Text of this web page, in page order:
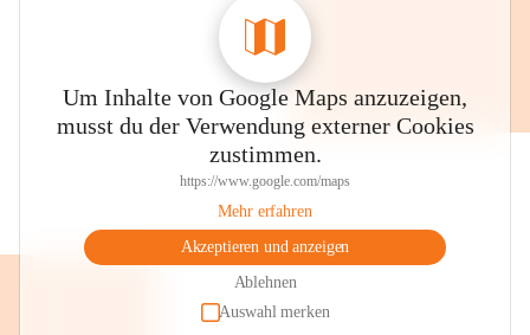
Um Inhalte von Google Maps anzuzeigen,
musst du der Verwendung externer Cookies
zustimmen.
https://www.google.com/maps
Mehr erfahren
Akzeptieren und anzeigen
Ablehnen
Auswahl merken